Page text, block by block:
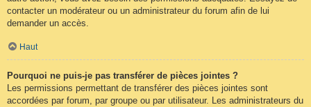
contacter un modérateur ou un administrateur du forum afin de lui
demander un accès.
Haut
Pourquoi ne puis-je pas transférer de pièces jointes ?
Les permissions permettant de transférer des pièces jointes sont
accordées par forum, par groupe ou par utilisateur. Les administrateurs du